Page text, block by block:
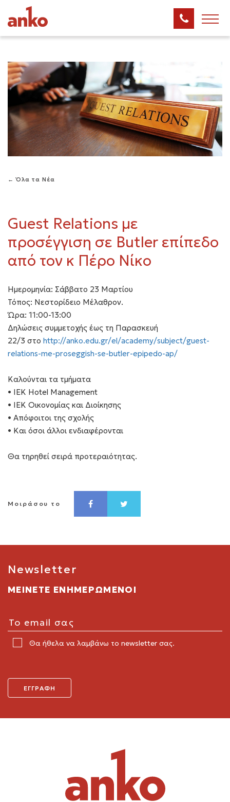
← Όλα τα Νέα
Guest Relations με
προσέγγιση σε Butler επίπεδο
από τον κ Πέρο Νίκο
Ημερομηνία: Σάββατο 23 Μαρτίου
Τόπος: Νεστορίδειο Μέλαθρον.
Ώρα: 11:00-13:00
Δηλώσεις συμμετοχής έως τη Παρασκευή
22/3 στο http://anko.edu.gr/el/academy/subject/guest-
relations-me-proseggish-se-butler-epipedo-ap/
Καλούνται τα τμήματα
• ΙΕΚ Hotel Μanagement
• ΙΕΚ Οικονομίας και Διοίκησης
• Απόφοιτοι της σχολής
• Και όσοι άλλοι ενδιαφέρονται
Θα τηρηθεί σειρά προτεραιότητας.
Μοιράσου το
Newsletter
ΜΕΙΝΕΤΕ ΕΝΗΜΕΡΩΜΕΝΟΙ
Θα ήθελα να λαμβάνω το newsletter σας.